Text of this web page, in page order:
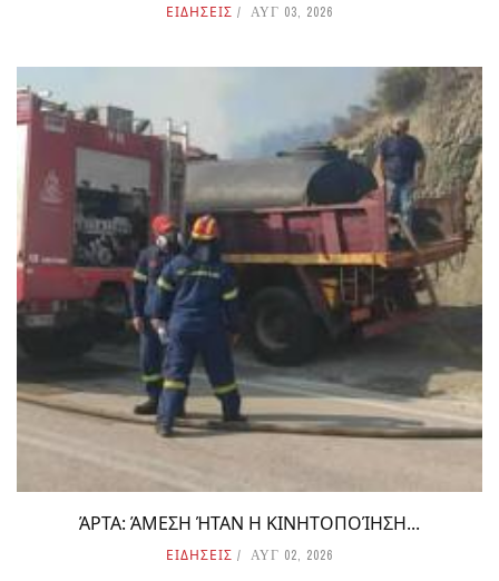
ΕΙΔΗΣΕΙΣ ΑΥΓ 03, 2026
ΆΡΤΑ: ΆΜΕΣΗ ΉΤΑΝ Η ΚΙΝΗΤΟΠΟΊΗΣΗ...
ΕΙΔΗΣΕΙΣ ΑΥΓ 02, 2026